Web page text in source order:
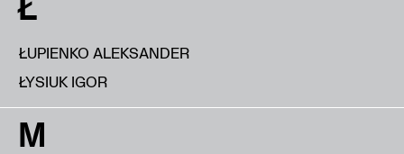
ŁUPIENKO ALEKSANDER
ŁYSIUK IGOR
M